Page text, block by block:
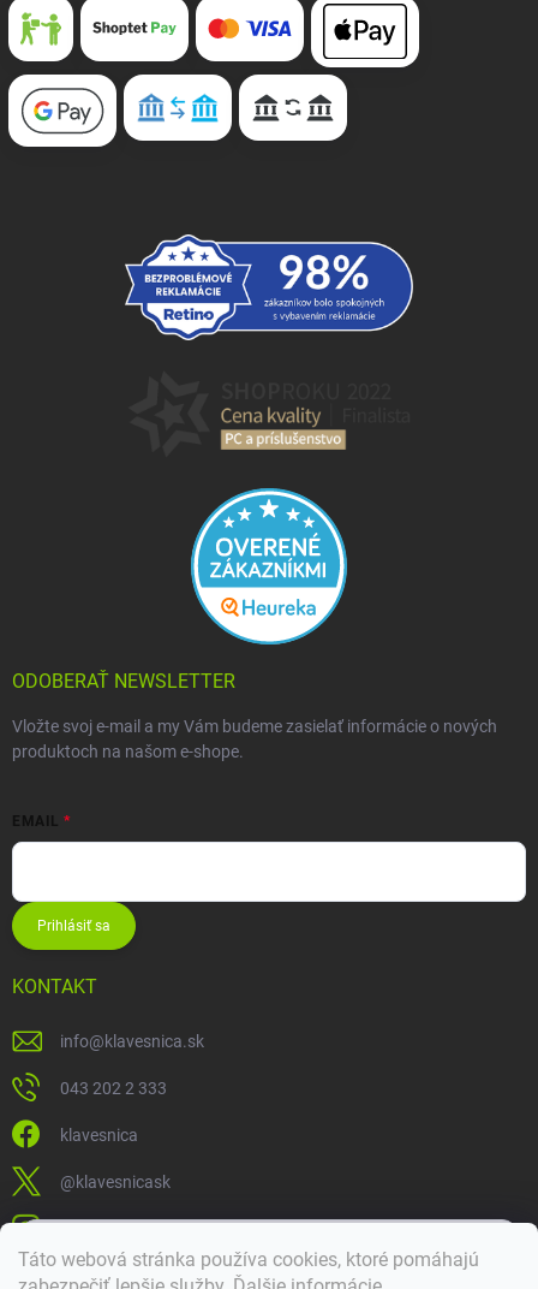
Táto webová stránka používa cookies, ktoré pomáhajú
ODOBERAŤ NEWSLETTER
Vložte svoj e-mail a my Vám budeme zasielať informácie o nových
produktoch na našom e-shope.
EMAIL
Prihlásiť sa
KONTAKT
info@klavesnica.sk
043 202 2 333
klavesnica
@klavesnicask
klavesnica_sk
Dobrý deň! 👋 Pomôžem vám nájsť správny diel. Napíšte mi.